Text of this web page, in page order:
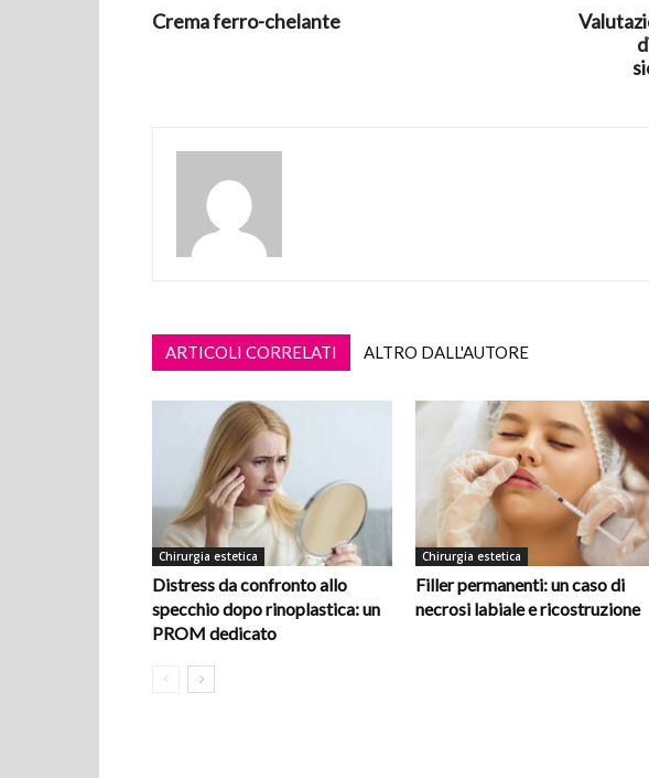
Crema ferro-chelante
ARTICOLI CORRELATI ALTRO DALL'AUTORE
Chirurgia estetica
Distress da confronto allo
specchio dopo rinoplastica: un
PROM dedicato
Chirurgia estetica
Filler permanenti: un caso di
necrosi labiale e ricostruzione